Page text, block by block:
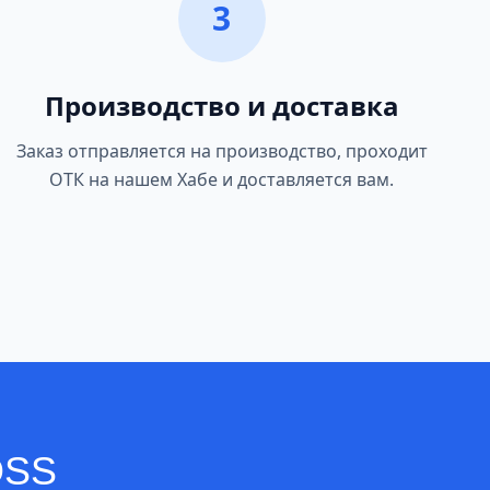
3
Производство и доставка
Заказ отправляется на производство, проходит
ОТК на нашем Хабе и доставляется вам.